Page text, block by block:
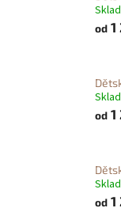
od 1
od 1
od 1